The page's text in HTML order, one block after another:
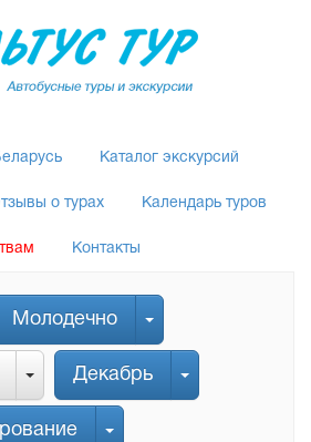
Каталог экскурсий
о турах Календарь туров
Контакты
Молодечно
Декабрь